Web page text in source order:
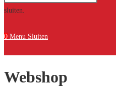
sluiten.
0 Menu Sluiten
Webshop